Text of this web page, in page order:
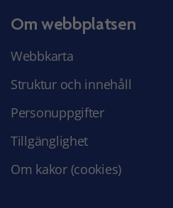
Om webbplatsen
Webbkarta
Struktur och innehåll
Personuppgifter
Tillgänglighet
Om kakor (cookies)